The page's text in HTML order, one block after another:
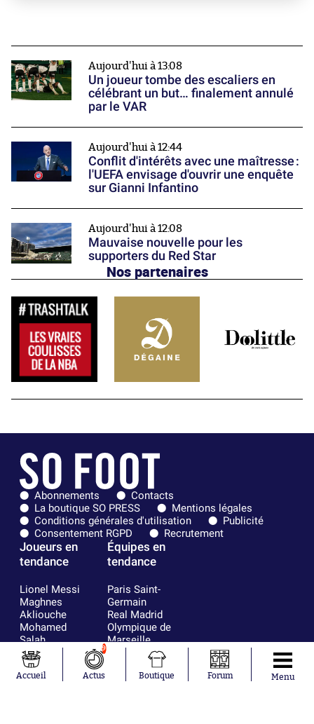
Aujourd'hui à 13:08
Un joueur tombe des escaliers en
célébrant un but… finalement annulé
par le VAR
Aujourd'hui à 12:44
Conflit d'intérêts avec une maîtresse :
l'UEFA envisage d'ouvrir une enquête
sur Gianni Infantino
Aujourd'hui à 12:08
Mauvaise nouvelle pour les
supporters du Red Star
Nos partenaires
Abonnements
Contacts
La boutique SO PRESS
Mentions légales
Conditions générales d'utilisation
Publicité
Consentement RGPD
Recrutement
Joueurs en
tendance
Lionel Messi
Maghnes
Akliouche
Mohamed
Salah
Neymar
Julián Álvarez
Ferrán Torres
Équipes en
tendance
Paris Saint-
Germain
Real Madrid
Olympique de
Marseille
FC Barcelone
Argentine
Accueil
9
Actus Boutique Forum Menu